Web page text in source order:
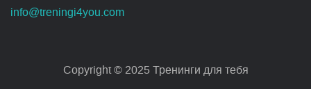
info@treningi4you.com
Copyright © 2025 Тренинги для тебя